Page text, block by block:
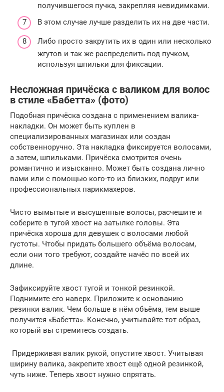
получившегося пучка, закрепляя невидимками.
В этом случае лучше разделить их на две части.
Либо просто закрутить их в один или несколько
жгутов и так же распределить под пучком,
используя шпильки для фиксации.
Несложная причёска с валиком для волос
в стиле «Бабетта» (фото)
Подобная причёска создана с применением валика-
накладки. Он может быть куплен в
специализированных магазинах или создан
собственноручно. Эта накладка фиксируется волосами,
а затем, шпильками. Причёска смотрится очень
романтично и изысканно. Может быть создана лично
вами или с помощью кого-то из близких, подруг или
профессиональных парикмахеров.
Чисто вымытые и высушенные волосы, расчешите и
соберите в тугой хвост на затылке головы. Эта
причёска хороша для девушек с волосами любой
густоты. Чтобы придать большего объёма волосам,
если они того требуют, создайте начёс по всей их
длине.
Зафиксируйте хвост тугой и тонкой резинкой.
Поднимите его наверх. Приложите к основанию
резинки валик. Чем больше в нём объёма, тем выше
получится «Бабетта». Конечно, учитывайте тот образ,
который вы стремитесь создать.
Придерживая валик рукой, опустите хвост. Учитывая
ширину валика, закрепите хвост ещё одной резинкой,
чуть ниже. Теперь хвост нужно спрятать.